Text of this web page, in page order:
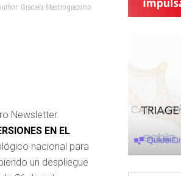
Graciela Mastrogiacomo
Newsletter.
EN EL
nacional para
un despliegue